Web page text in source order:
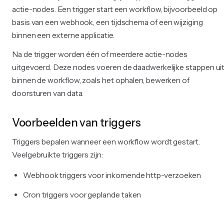
actie-nodes. Een trigger start een workflow, bijvoorbeeld op
basis van een webhook, een tijdschema of een wijziging
binnen een externe applicatie.
Na de trigger worden één of meerdere actie-nodes
uitgevoerd. Deze nodes voeren de daadwerkelijke stappen
binnen de workflow, zoals het ophalen, bewerken of
doorsturen van data.
Voorbeelden van triggers
Triggers bepalen wanneer een workflow wordt gestart.
Veelgebruikte triggers zijn:
Webhook triggers voor inkomende http-verzoeken
Cron triggers voor geplande taken